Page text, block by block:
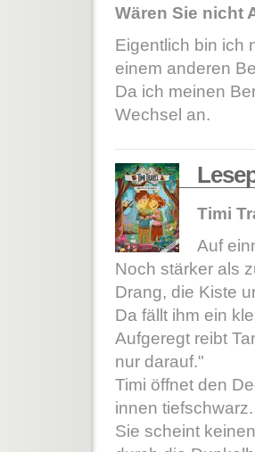
Wären Sie nicht
Eigentlich bin ich
einem anderen
Da ich meinen
Wechsel an.
Timi
Auf
Noch stärker als
Drang, die Kiste
Da fällt ihm ein
Aufgeregt reibt
nur darauf."
Timi öffnet den
innen tiefschwarz.
Sie scheint